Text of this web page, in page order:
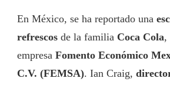
En México, se ha reportado una
refrescos de la familia Coca Cola,
empresa Fomento Económico
C.V. (FEMSA). Ian Craig,